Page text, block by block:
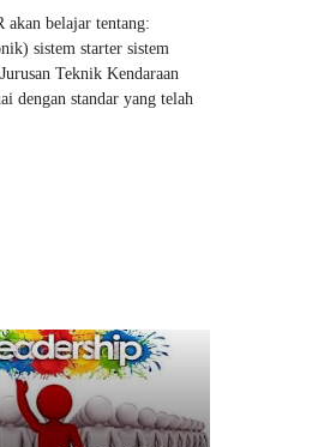
akan belajar tentang:
sistem starter sistem
Teknik Kendaraan
dengan standar yang telah